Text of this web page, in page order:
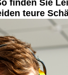
finden Sie
teure